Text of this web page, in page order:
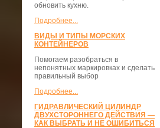
обновить кухню.
Подробнее...
ВИДЫ И ТИПЫ МОРСКИХ
КОНТЕЙНЕРОВ
Помогаем разобраться в
непонятных маркировках и сделать
правильный выбор
Подробнее...
ГИДРАВЛИЧЕСКИЙ ЦИЛИНДР
ДВУХСТОРОННЕГО ДЕЙСТВИЯ —
КАК ВЫБРАТЬ И НЕ ОШИБИТЬСЯ